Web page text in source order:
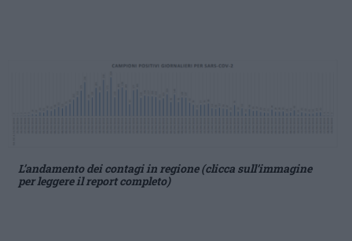
L’andamento dei contagi in regione (clicca sull’immagine
per leggere il report completo)